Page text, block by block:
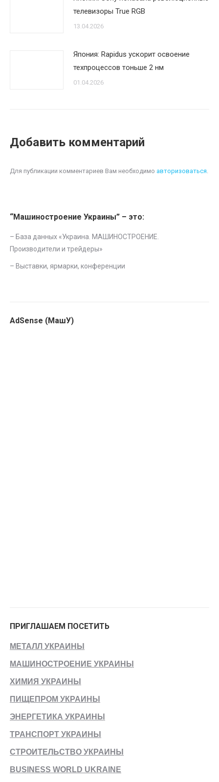
телевизоры True RGB
13.04.2026
Япония: Rapidus ускорит освоение
техпроцессов тоньше 2 нм
01.04.2026
Добавить комментарий
Для публикации комментариев Вам необходимо авторизоваться.
“Машиностроение Украины” – это:
– База данных «Украина. МАШИНОСТРОЕНИЕ.
Производители и трейдеры»
– Выставки, ярмарки, конференции
AdSense (МашУ)
ПРИГЛАШАЕМ ПОСЕТИТЬ
МЕТАЛЛ УКРАИНЫ
МАШИНОСТРОЕНИЕ УКРАИНЫ
ХИМИЯ УКРАИНЫ
ПИЩЕПРОМ УКРАИНЫ
ЭНЕРГЕТИКА УКРАИНЫ
ТРАНСПОРТ УКРАИНЫ
СТРОИТЕЛЬСТВО УКРАИНЫ
BUSINESS WORLD UKRAINE